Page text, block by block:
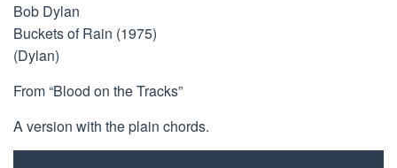
Bob Dylan
Buckets of Rain (1975)
(Dylan)
From “Blood on the Tracks”
A version with the plain chords.